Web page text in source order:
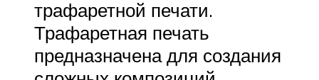
трафаретной печати.
Трафаретная печать
предназначена для создания